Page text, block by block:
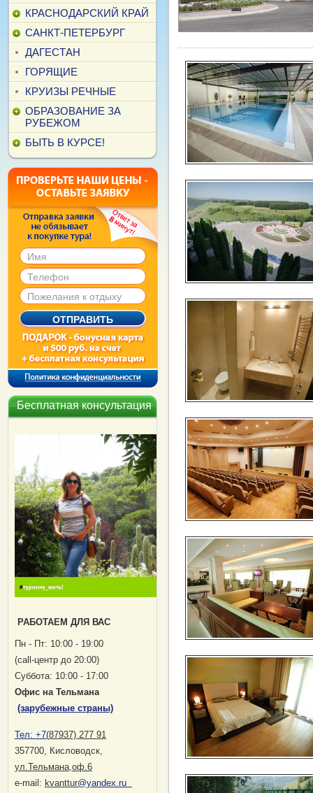
КРАСНОДАРСКИЙ КРАЙ
САНКТ-ПЕТЕРБУРГ
ДАГЕСТАН
ГОРЯЩИЕ
КРУИЗЫ РЕЧНЫЕ
ОБРАЗОВАНИЕ ЗА
РУБЕЖОМ
БЫТЬ В КУРСЕ!
Бесплатная консультация
РАБОТАЕМ ДЛЯ ВАС
Пн - Пт: 10:00 - 19:00
(саll-центр до 20:00)
Суббота: 10:00 - 17:00
Офис на Тельмана
(зарубежные страны)
Тел: +7(87937) 277 91
357700, Кисловодск,
ул.Тельмана,оф.6
е-mail: kvanttur@yandex.ru